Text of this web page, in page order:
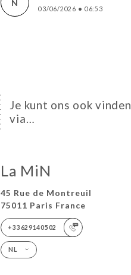
N
03/06/2026 • 06:53
Je kunt ons ook vinden
via…
La MiN
45 Rue de Montreuil
75011 Paris France
+33629140502
NL